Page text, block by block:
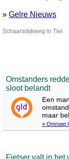
» Gelre Nieuws
Schaarsdijkweg in Tiel
Omstanders
sloot belandt
Een
maar
» Omroep
Fietser valt in het